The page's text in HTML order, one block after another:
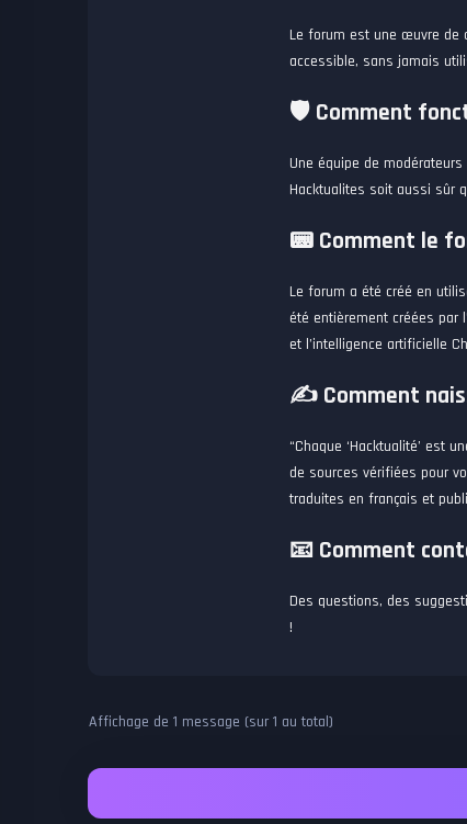
Le forum est une œuvre de
accessible, sans jamais
🛡️ Comment
Une équipe de
Hacktualites soit aussi sûr
📟 Comment le
Le forum a été créé en
été entièrement créées par
et l’intelligence artificielle
✍️ Comment
“Chaque ‘Hacktualité’ est
de sources vérifiées pour
traduites en français et
📧 Comment
Des questions, des
!
Affichage de 1 message (sur 1 au total)